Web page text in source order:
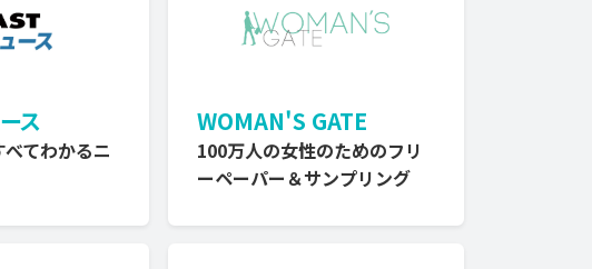
ス
てわかるニ
WOMAN'S GATE
100万人の女性のためのフリ
ーペーパー＆サンプリング